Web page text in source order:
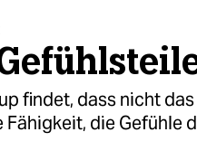
findet, dass nicht
die Gefühle